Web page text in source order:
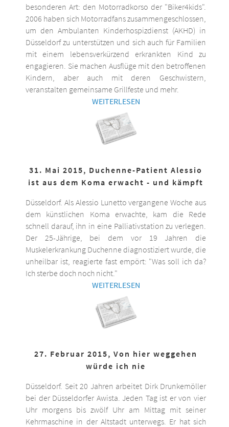
besonderen Art: den Motorradkorso der "Biker4kids".
2006 haben sich Motorradfans zusammengeschlossen,
um den Ambulanten Kinderhospizdienst (AKHD) in
Düsseldorf zu unterstützen und sich auch für Familien
mit einem lebensverkürzend erkrankten Kind zu
engagieren. Sie machen Ausflüge mit den betroffenen
Kindern, aber auch mit deren Geschwistern,
veranstalten gemeinsame Grillfeste und mehr.
WEITERLESEN
31. Mai 2015, Duchenne-Patient Alessio
ist aus dem Koma erwacht - und kämpft
Düsseldorf. Als Alessio Lunetto vergangene Woche aus
dem künstlichen Koma erwachte, kam die Rede
schnell darauf, ihn in eine Palliativstation zu verlegen.
Der 25-Jährige, bei dem vor 19 Jahren die
Muskelerkrankung Duchenne diagnostiziert wurde, die
unheilbar ist, reagierte fast empört: "Was soll ich da?
Ich sterbe doch noch nicht."
WEITERLESEN
27. Februar 2015, Von hier weggehen
würde ich nie
Düsseldorf. Seit 20 Jahren arbeitet Dirk Drunkemöller
bei der Düsseldorfer Awista. Jeden Tag ist er von vier
Uhr morgens bis zwölf Uhr am Mittag mit seiner
Kehrmaschine in der Altstadt unterwegs. Er hat sich